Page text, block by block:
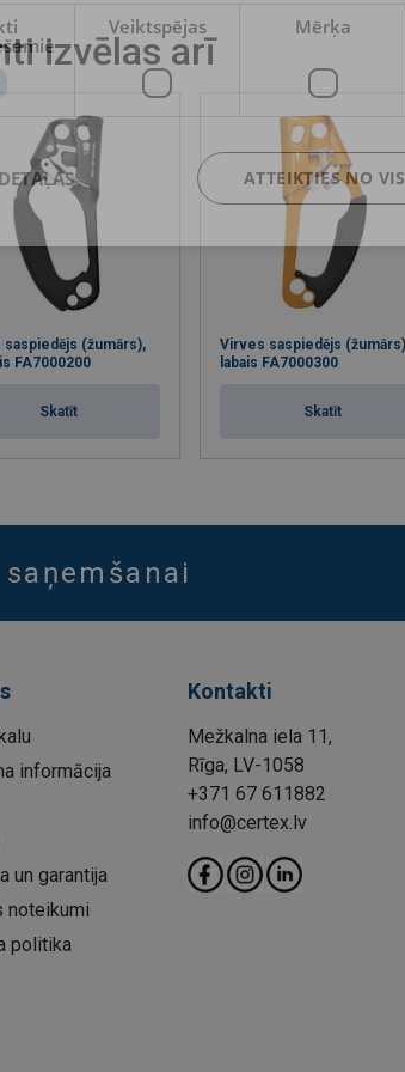
izvēlas arī
(žumārs),
FA7000200
Skatīt
Virves saspiedējs
labais FA7000300
Skatīt
informācija
un garantija
noteikumi
politika
Kontakti
Mežkalna iela 11,
Rīga, LV-1058
+371 67 611882
info@certex.lv
Veiktspējas Mērķa
ATTEIKTIES NO